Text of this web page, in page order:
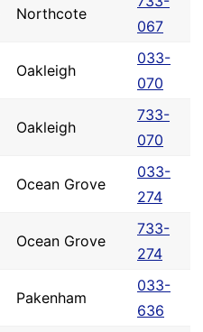
Northcote
067
Oakleigh
033-
070
Oakleigh
733-
070
Ocean Grove
033-
274
Ocean Grove
733-
274
Pakenham
033-
636